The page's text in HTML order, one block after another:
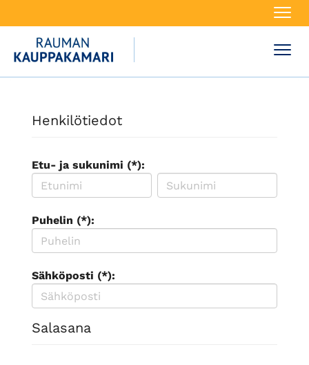
Henkilötiedot
Etu- ja sukunimi (*):
Puhelin (*):
Sähköposti (*):
Salasana